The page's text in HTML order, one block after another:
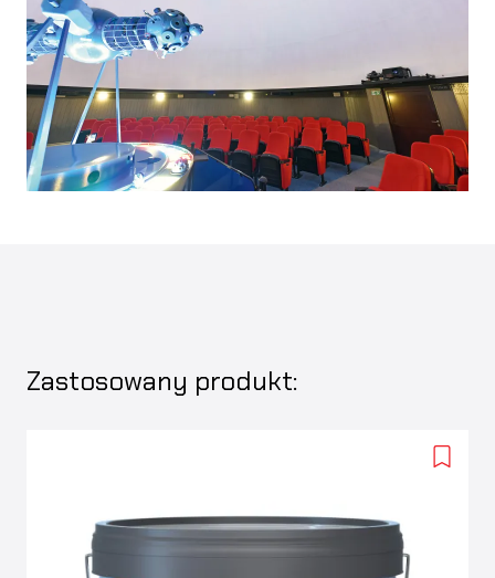
Zastosowany produkt:
Add